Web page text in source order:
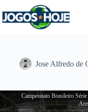
para
o
Jose Alfredo de
Campeonato Brasileiro